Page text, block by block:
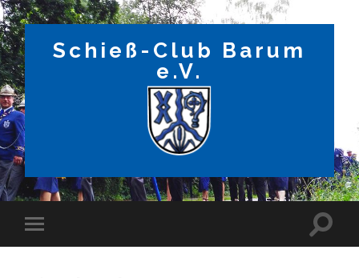
Schieß-Club Barum
e.V.